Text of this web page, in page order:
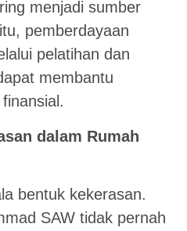
menjadi sumber
pemberdayaan
pelatihan dan
membantu
dalam Rumah
bentuk kekerasan.
SAW tidak pernah